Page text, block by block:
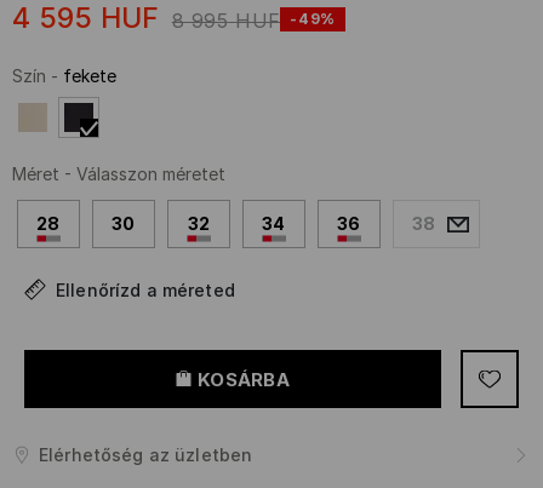
4 595 HUF 8 995 HUF -49%
Szín - fekete
Méret - Válasszon méretet
28 30 32 34 36 38
Ellenőrízd a méreted
KOSÁRBA
Elérhetőség az üzletben